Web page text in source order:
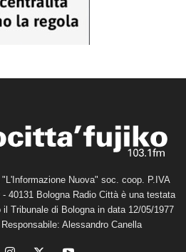
Nuova" soc. coop. P.IVA
40131 Bologna Radio Città è una testata
Tribunale di Bologna in data 12/05/1977
Alessandro Canella